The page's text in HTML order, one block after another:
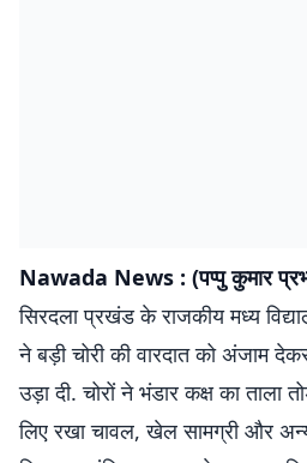
Nawada News : (पप्पु कुमार
सिरदला प्रखंड के राजकीय मध्य
ने बड़ी चोरी की वारदात को अंजाम
उड़ा दी. चोरों ने भंडार कक्ष का ताला
लिए रखा चावल, खेल सामग्री और